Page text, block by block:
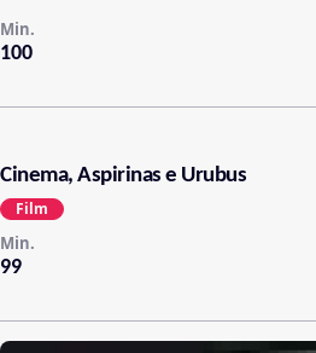
100
Min.
Cinema, Aspirinas e Urubus
99
Min.
Film